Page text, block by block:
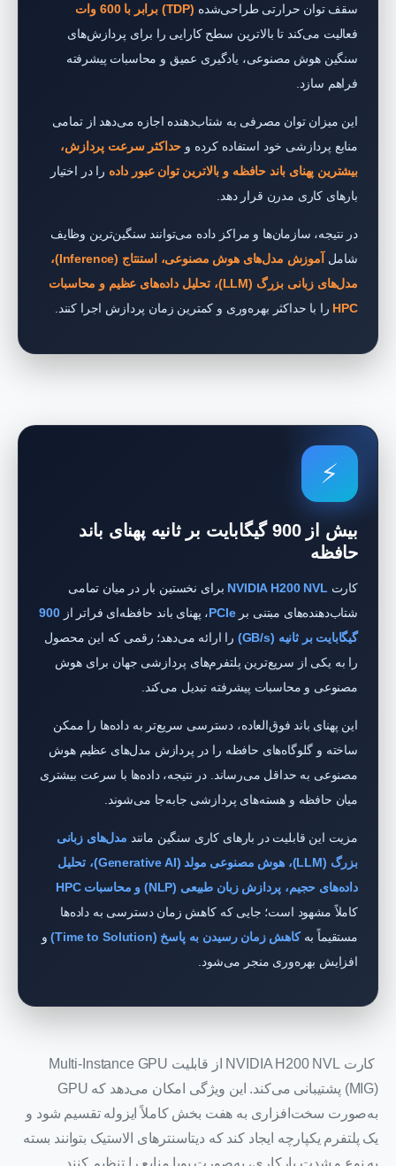
سقف توان حرارتی طراحی‌شده (TDP) برابر با 600 وات
فعالیت می‌کند تا بالاترین سطح کارایی را برای پردازش‌های
سنگین هوش مصنوعی، یادگیری عمیق و محاسبات پیشرفته
فراهم سازد.
این میزان توان مصرفی به شتاب‌دهنده اجازه می‌دهد از تمامی
منابع پردازشی خود استفاده کرده و حداکثر سرعت پردازش،
بیشترین پهنای باند حافظه و بالاترین توان عبور داده را در اختیار
بارهای کاری مدرن قرار دهد.
در نتیجه، سازمان‌ها و مراکز داده می‌توانند سنگین‌ترین وظایف
شامل
آموزش مدل‌های هوش مصنوعی، استنتاج (Inference)،
مدل‌های زبانی بزرگ (LLM)، تحلیل داده‌های عظیم و محاسبات
HPC را با حداکثر بهره‌وری و کمترین زمان پردازش اجرا کنند.
⚡
بیش از 900 گیگابایت بر ثانیه پهنای باند
حافظه
کارت NVIDIA H200 NVL برای نخستین بار در میان تمامی
شتاب‌دهنده‌های مبتنی برPCIe، پهنای باند حافظه‌ای فراتر از900
گیگابایت بر ثانیه (GB/s)
را ارائه می‌دهد؛ رقمی که این محصول
را به یکی از سریع‌ترین پلتفرم‌های پردازشی جهان برای هوش
مصنوعی و محاسبات پیشرفته تبدیل می‌کند.
این پهنای باند فوق‌العاده، دسترسی سریع‌تر به داده‌ها را ممکن
ساخته و گلوگاه‌های حافظه را در پردازش مدل‌های عظیم هوش
مصنوعی به حداقل می‌رساند. در نتیجه، داده‌ها با سرعت بیشتری
میان حافظه و هسته‌های پردازشی جابه‌جا می‌شوند.
مزیت این قابلیت در بارهای کاری سنگین مانند مدل‌های زبانی
بزرگ (LLM)، هوش مصنوعی مولد (Generative AI)، تحلیل
داده‌های حجیم، پردازش زبان طبیعی (NLP) و محاسبات HPC
کاملاً مشهود است؛ جایی که کاهش زمان دسترسی به داده‌ها
مستقیماً بهکاهش زمان رسیدن به پاسخ (Time to Solution)
و
افزایش بهره‌وری منجر می‌شود.
کارت NVIDIA H200 NVL از قابلیت Multi-Instance GPU
(MIG) پشتیبانی می‌کند. این ویژگی امکان می‌دهد که GPU
به‌صورت سخت‌افزاری به هفت بخش کاملاً ایزوله تقسیم شود و
یک پلتفرم یکپارچه ایجاد کند که دیتاسنترهای الاستیک بتوانند بسته
به نوع و شدت بارکاری، به‌صورت پویا منابع را تنظیم کنند.